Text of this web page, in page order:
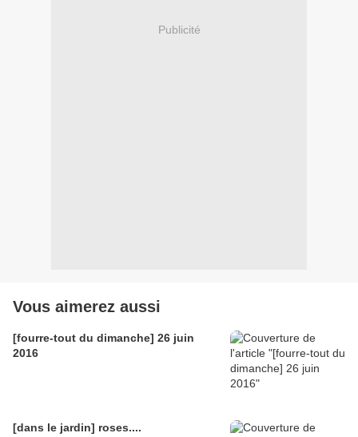
Publicité
Vous aimerez aussi
[fourre-tout du dimanche] 26 juin
2016
[dans le jardin] roses....